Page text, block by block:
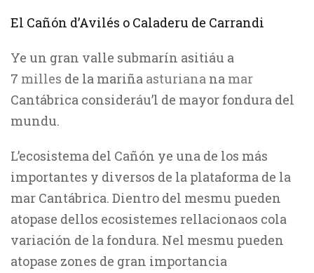
El Cañón d’Avilés o Caladeru de Carrandi
Ye un gran valle submarín asitiáu a
7 milles de la mariña asturiana na mar
Cantábrica consideráu’l de mayor fondura del
mundu.
L’ecosistema del Cañón ye una de los más
importantes y diversos de la plataforma de la
mar Cantábrica. Dientro del mesmu pueden
atopase dellos ecosistemes rellacionaos cola
variación de la fondura. Nel mesmu pueden
atopase zones de gran importancia